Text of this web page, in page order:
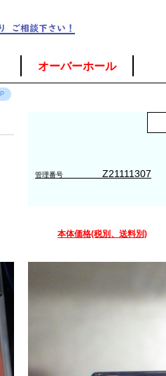
オーバーホール
管理番号 Z21111307
本体価格(税別、送料別)